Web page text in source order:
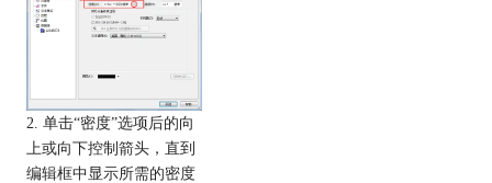
2. 单击“密度”选项后的向
上或向下控制箭头，直到
编辑框中显示所需的密度